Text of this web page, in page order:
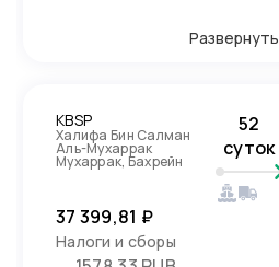
Развернуть
KBSP
Халифа Бин Салман
Аль-Мухаррак
Мухаррак, Бахрейн
52
суток
37 399,81 ₽
Налоги и сборы